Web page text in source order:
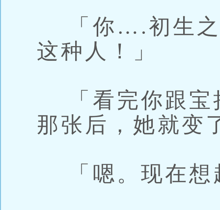
「你….初生之
这种人！」
「看完你跟宝
那张后，她就变
「嗯。现在想